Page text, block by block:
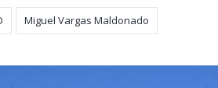
Miguel Vargas Maldonado